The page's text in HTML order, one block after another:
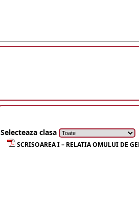
Selecteaza clasa
SCRISOAREA I – RELATIA OMULUI DE